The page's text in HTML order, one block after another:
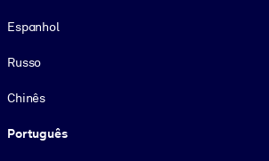
Espanhol
Russo
Chinês
Português